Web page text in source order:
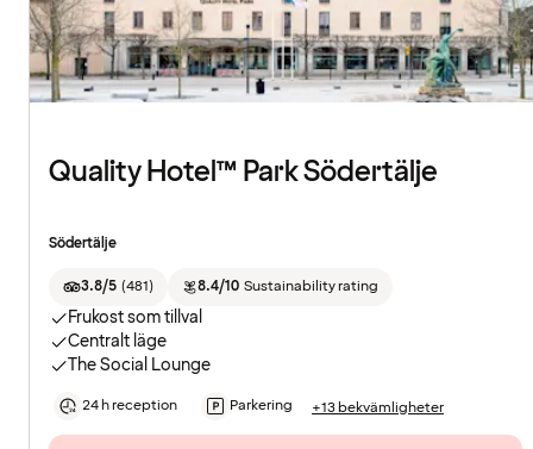
Quality Hotel™ Park Södertälje
Södertälje
3.8/5 (481) 8.4/10 Sustainability rating
Frukost som tillval
Centralt läge
The Social Lounge
24 h reception Parkering +13 bekvämligheter